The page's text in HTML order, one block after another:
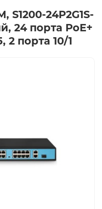
S1200-24P2G1S-
24 порта PoE+
2 порта 10/1